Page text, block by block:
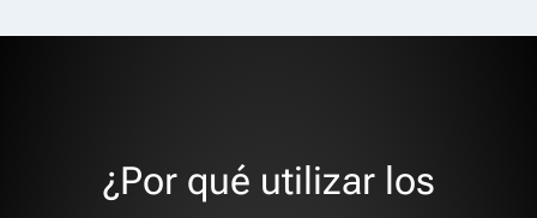
¿Por qué utilizar los